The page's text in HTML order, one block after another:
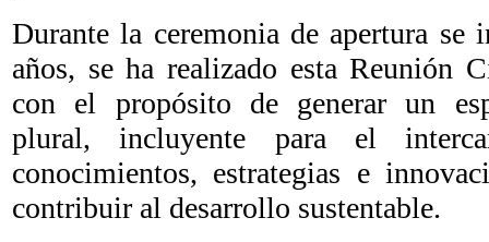
Durante la ceremonia de apertura se
años, se ha realizado esta Reunión
con el propósito de generar un
plural, incluyente para el
conocimientos, estrategias e
contribuir al desarrollo sustentable.